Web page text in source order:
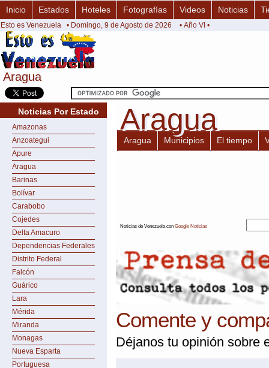
Aragua
Aragua
Inicio Estados Hoteles Fotografías Videos Noticias
Esto es Venezuela • Domingo, 9 de Agosto de 2026 • Año VI •
Noticias Por Estado
Amazonas
Anzoategui
Apure
Aragua
Barinas
Bolívar
Carabobo
Cojedes
Delta Amacuro
Dependencias Federales
Distrito Federal
Falcón
Guárico
Lara
Mérida
Miranda
Monagas
Nueva Esparta
Portuguesa
Aragua
Aragua
Aragua Municipios El tiempo
Noticias de Venezuela con Google Noticias
Comente y
Déjanos tu opinión sobre